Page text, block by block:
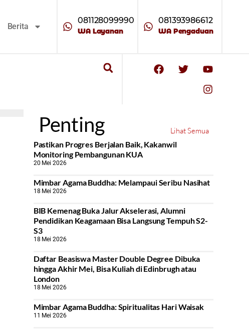
Berita
081128099990
WA Layanan
081393986612
WA Pengaduan
Penting
Lihat Semua
Pastikan Progres Berjalan Baik, Kakanwil
Monitoring Pembangunan KUA
20 Mei 2026
Mimbar Agama Buddha: Melampaui Seribu Nasihat
18 Mei 2026
BIB Kemenag Buka Jalur Akselerasi, Alumni
Pendidikan Keagamaan Bisa Langsung Tempuh S2-
S3
18 Mei 2026
Daftar Beasiswa Master Double Degree Dibuka
hingga Akhir Mei, Bisa Kuliah di Edinbrugh atau
London
18 Mei 2026
Mimbar Agama Buddha: Spiritualitas Hari Waisak
11 Mei 2026